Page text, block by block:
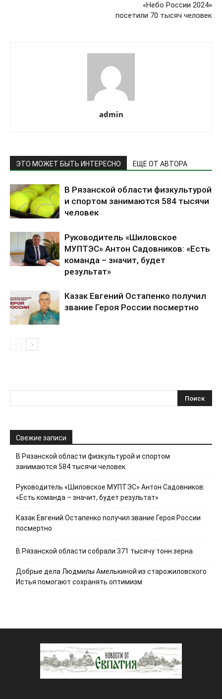
«Небо России 2024»
посетили 70 тысяч человек
admin
ЭТО МОЖЕТ БЫТЬ ИНТЕРЕСНО ЕЩЕ ОТ АВТОРА
В Рязанской области физкультурой
и спортом занимаются 584 тысячи
человек
Руководитель «Шиловское
МУПТЭС» Антон Садовников: «Есть
команда – значит, будет
результат»
Казак Евгений Остапенко получил
звание Героя России посмертно
Свежие записи
В Рязанской области физкультурой и спортом
занимаются 584 тысячи человек
Руководитель «Шиловское МУПТЭС» Антон Садовников:
«Есть команда – значит, будет результат»
Казак Евгений Остапенко получил звание Героя России
посмертно
В Рязанской области собрали 371 тысячу тонн зерна
Добрые дела Людмилы Амелькиной из старожиловского
Истья помогают сохранять оптимизм